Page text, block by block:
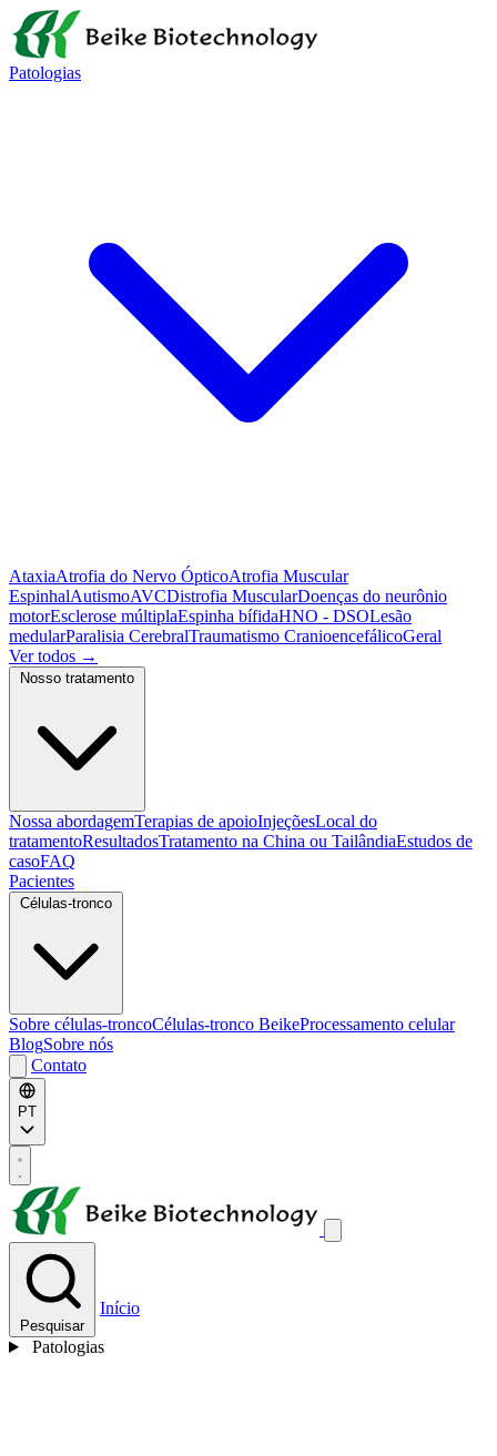
Patologias
AtaxiaAtrofia do Nervo ÓpticoAtrofia Muscular
EspinhalAutismoAVCDistrofia MuscularDoenças do neurônio
motorEsclerose múltiplaEspinha bífidaHNO - DSOLesão
medularParalisia CerebralTraumatismo CranioencefálicoGeral
Ver todos →
Nossa abordagemTerapias de apoioInjeçõesLocal do
tratamentoResultadosTratamento na China ou TailândiaEstudos de
casoFAQ
Pacientes
Sobre células-troncoCélulas-tronco BeikeProcessamento celular
BlogSobre nós
Contato
PT
Pesquisar
Início
Patologias